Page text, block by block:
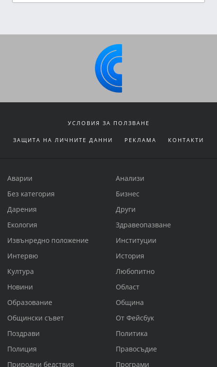
УСЛОВИЯ ЗА ПОЛЗВАНЕ
ЗАЩИТА НА ЛИЧНИТЕ ДАННИ РЕКЛАМА КОНТАКТИ
Аварии
Анализи
Без категория
Бизнес
Дарения
Други
Екология
Здравеопазване
Извънредно положение
Институции
Интервю
История
Култура
Любопитно
Новини
Област
Образование
Община
Общински съвет
От Фейсбук
Поздрави
Политика
Полиция
Правосъдие
Природни бедствия
Програми